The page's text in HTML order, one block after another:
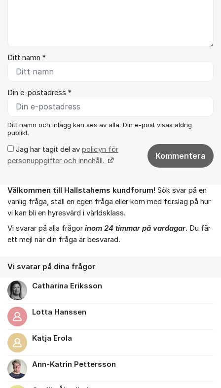
Ditt namn *
Din e-postadress *
Ditt namn och inlägg kan ses av alla. Din e-post visas aldrig
publikt.
Jag har tagit del av policyn för
personuppgifter och innehåll.
Kommentera
Om forumet
Välkommen till Hallstahems kundforum! Sök svar på en
vanlig fråga, ställ en egen fråga eller kom med förslag på hur
vi kan bli en hyresvärd i världsklass.
Vi svarar på alla frågor inom 24 timmar på vardagar. Du får
ett mejl när din fråga är besvarad.
Vi svarar på dina frågor
Catharina Eriksson
Lotta Hanssen
Katja Erola
Ann-Katrin Pettersson